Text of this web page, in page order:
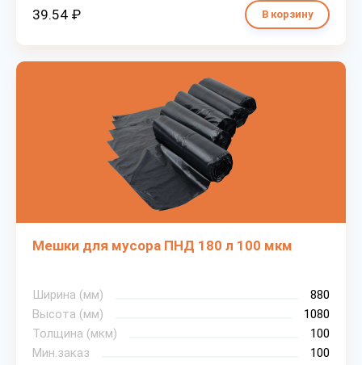
39.54 ₽ В корзину
Мешки для мусора ПНД 180 л 100 мкм
Ширина (мм)
880
Высота (мм)
1080
Толщина (мкм)
100
Мин.заказ
100